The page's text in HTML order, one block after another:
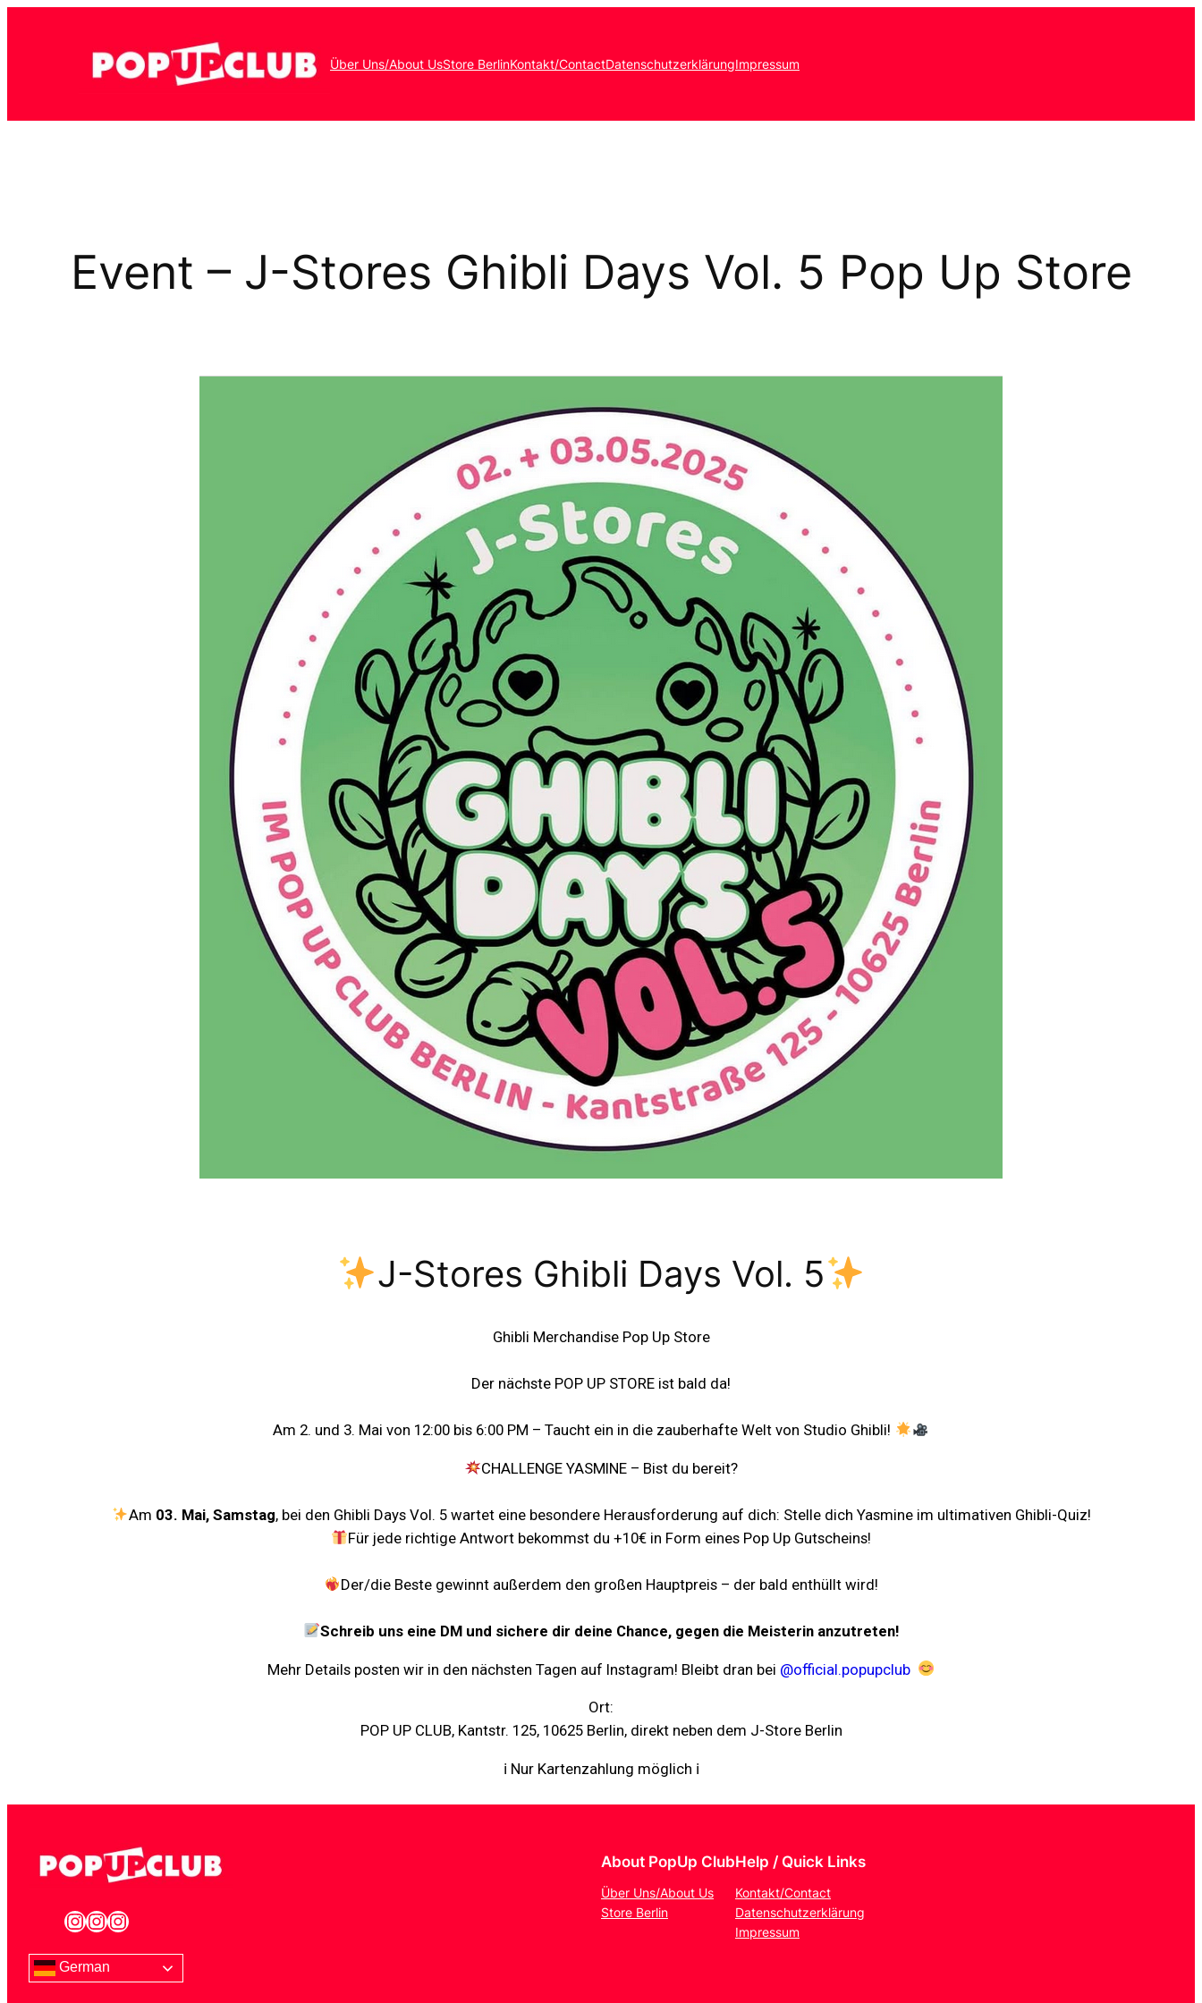
Über Uns/About UsStore BerlinKontakt/ContactDatenschutzerklärungImpressum
Event – J-Stores Ghibli Days Vol. 5 Pop Up Store
J-Stores Ghibli Days Vol. 5
Ghibli Merchandise Pop Up Store
Der nächste POP UP STORE ist bald da!
Am 2. und 3. Mai von 12:00 bis 6:00 PM – Taucht ein in die zauberhafte Welt von Studio Ghibli!
CHALLENGE YASMINE – Bist du bereit?
Am 03. Mai, Samstag, bei den Ghibli Days Vol. 5 wartet eine besondere Herausforderung auf dich: Stelle dich Yasmine im ultimativen Ghibli-Quiz!
Für jede richtige Antwort bekommst du +10€ in Form eines Pop Up Gutscheins!
Der/die Beste gewinnt außerdem den großen Hauptpreis – der bald enthüllt wird!
Schreib uns eine DM und sichere dir deine Chance, gegen die Meisterin anzutreten!
Mehr Details posten wir in den nächsten Tagen auf Instagram! Bleibt dran bei @official.popupclub
Ort:
POP UP CLUB, Kantstr. 125, 10625 Berlin, direkt neben dem J-Store Berlin
ℹ Nur Kartenzahlung möglich ℹ
German
About PopUp Club
Über Uns/About Us
Store Berlin
Help / Quick Links
Kontakt/Contact
Datenschutzerklärung
Impressum